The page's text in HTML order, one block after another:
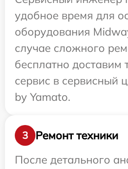
удобное время для
оборудования
случае сложного
бесплатно доставим
сервис в сервисный
by Yamato.
3
Ремонт техники
После детального